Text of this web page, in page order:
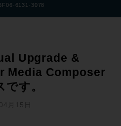
6131-3078
Upgrade &
Media Composer
す。
月15日